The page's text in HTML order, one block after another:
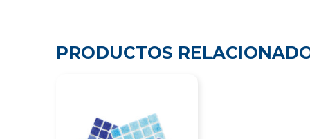
PRODUCTOS